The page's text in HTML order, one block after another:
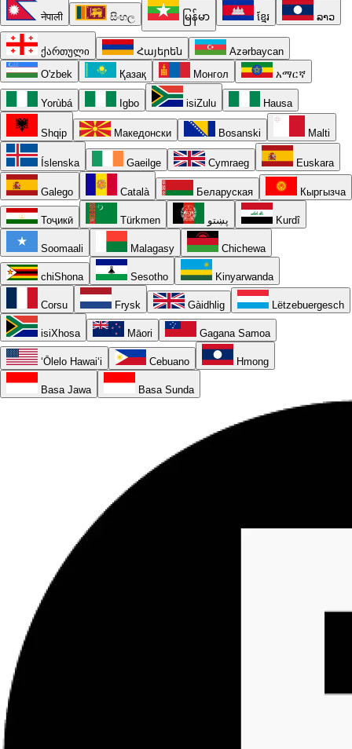
नेपाली සිංහල မြန်မာ ខ្មែរ ລາວ
ქართული Հայերեն
Azərbaycan
O'zbek
Қазақ Монгол አማርኛ
Yorùbá Igbo isiZulu Hausa
Shqip Македонски Bosanski Malti
Íslenska Gaeilge Cymraeg Euskara
Galego Català Беларуская Кыргызча
Тоҷикӣ Türkmen پښتو Kurdî
Soomaali Malagasy Chichewa
chiShona Sesotho Kinyarwanda
Corsu Frysk Gàidhlig Lëtzebuergesch
isiXhosa Māori Gagana Samoa
ʻŌlelo Hawaiʻi Cebuano Hmong
Basa Jawa Basa Sunda